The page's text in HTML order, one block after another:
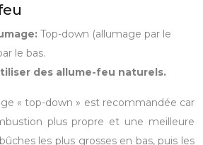
Top-down (allumage par le
le bas.
des allume-feu naturels.
« top-down » est recommandée car
plus propre et une meilleure
les plus grosses en bas, puis les